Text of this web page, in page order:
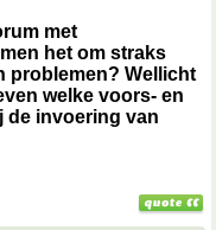
met
het om straks
problemen? Wellicht
welke voors- en
de invoering van